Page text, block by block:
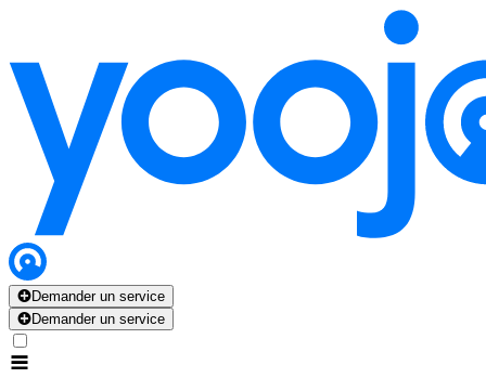
Demander un service
Demander un service